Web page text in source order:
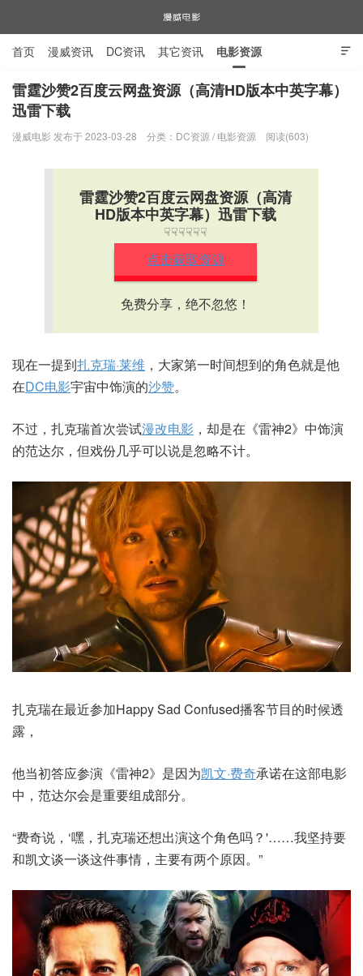
漫威电影

首页 漫威资讯 DC资讯 其它资讯 电影资源
电视剧资源 漫威图片
雷霆沙赞2百度云网盘资源（高清HD版本中英字幕）
迅雷下载
漫威电影 发布于 2023-03-28 分类： DC资源 / 电影资源 阅读(603)
雷霆沙赞2百度云网盘资源（高清
HD版本中英字幕）迅雷下载
☟☟☟☟☟☟
点击获取资源
免费分享，绝不忽悠！
现在一提到扎克瑞·莱维 ，大家第一时间想到的角色就是他
在DC电影宇宙中饰演的沙赞。
不过，扎克瑞首次尝试漫改电影 ，却是在《雷神2》中饰演
的范达尔，但戏份几乎可以说是忽略不计。
扎克瑞在最近参加Happy Sad Confused播客节目的时候透
露，
他当初答应参演《雷神2》是因为凯文·费奇承诺在这部电影
中，范达尔会是重要组成部分。
“费奇说，‘嘿，扎克瑞还想出演这个角色吗？'……我坚持要
和凯文谈一谈这件事情，主要有两个原因。”